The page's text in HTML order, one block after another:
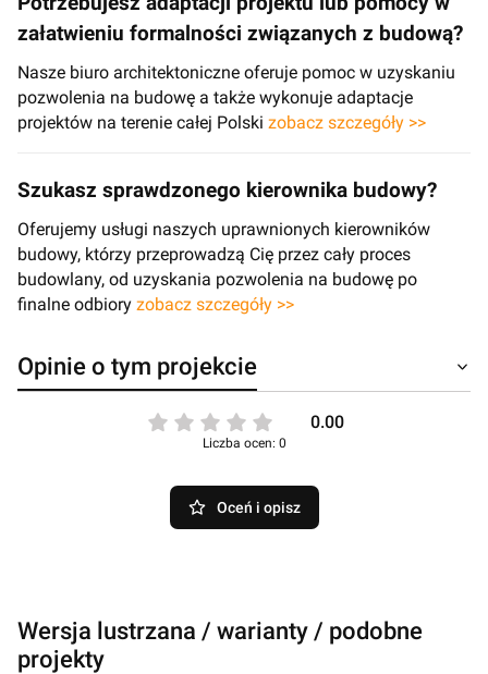
załatwieniu formalności związanych z budową?
Nasze biuro architektoniczne oferuje pomoc w uzyskaniu
pozwolenia na budowę a także wykonuje adaptacje
projektów na terenie całej Polski zobacz szczegóły >>
Szukasz sprawdzonego kierownika budowy?
Oferujemy usługi naszych uprawnionych kierowników
budowy, którzy przeprowadzą Cię przez cały proces
budowlany, od uzyskania pozwolenia na budowę po
finalne odbiory zobacz szczegóły >>
Opinie o tym projekcie
0.00
Liczba ocen: 0
Oceń i opisz
Wersja lustrzana / warianty / podobne
projekty